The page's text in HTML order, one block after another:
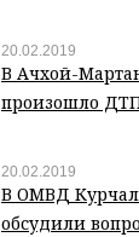
20.02.2019
В Ачхой-
произошло
20.02.2019
В ОМВД
обсудили